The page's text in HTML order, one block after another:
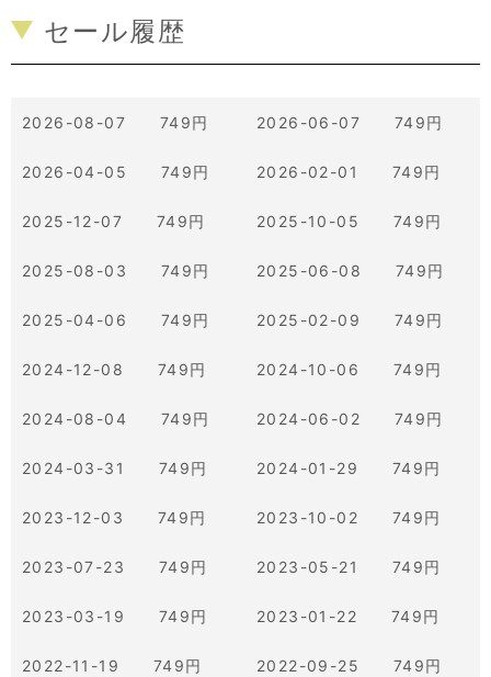
セール履歴
2026-08-07 749円 2026-06-07 749円
2026-04-05 749円 2026-02-01 749円
2025-12-07 749円 2025-10-05 749円
2025-08-03 749円 2025-06-08 749円
2025-04-06 749円 2025-02-09 749円
2024-12-08 749円 2024-10-06 749円
2024-08-04 749円 2024-06-02 749円
2024-03-31 749円 2024-01-29 749円
2023-12-03 749円 2023-10-02 749円
2023-07-23 749円 2023-05-21 749円
2023-03-19 749円 2023-01-22 749円
2022-11-19 749円 2022-09-25 749円